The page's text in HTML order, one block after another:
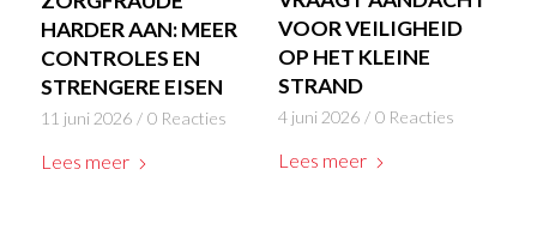
HARDER AAN: MEER
CONTROLES EN
STRENGERE EISEN
11 juni 2026 / 0 Reacties
Lees meer
VOOR VEILIGHEID
OP HET KLEINE
STRAND
4 juni 2026 / 0 Reacties
Lees meer